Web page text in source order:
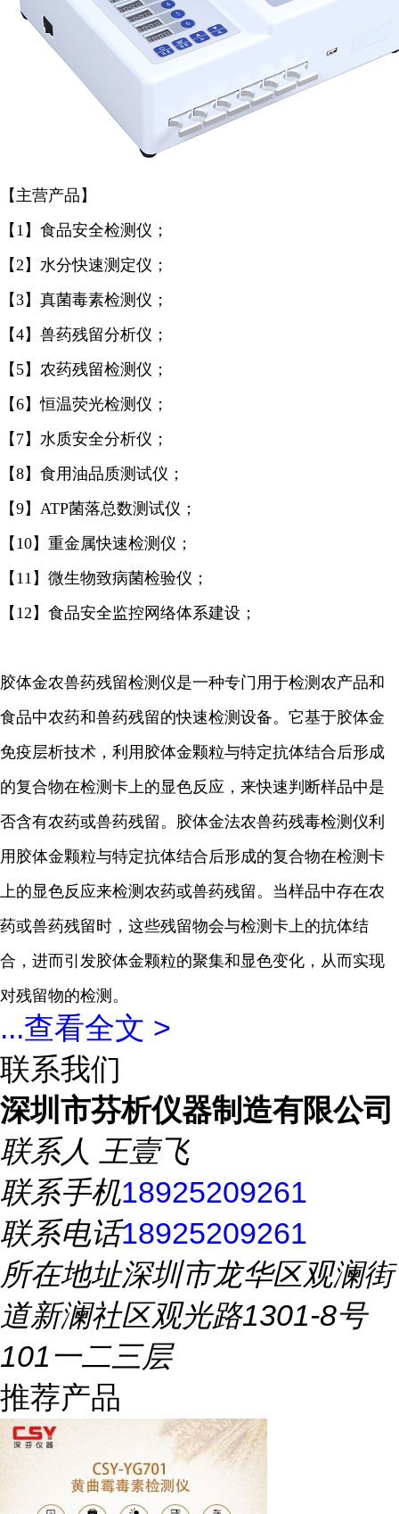
【主营产品】
【1】食品安全检测仪；
【2】水分快速测定仪；
【3】真菌毒素检测仪；
【4】兽药残留分析仪；
【5】农药残留检测仪；
【6】恒温荧光检测仪；
【7】水质安全分析仪；
【8】食用油品质测试仪；
【9】ATP菌落总数测试仪；
【10】重金属快速检测仪；
【11】微生物致病菌检验仪；
【12】食品安全监控网络体系建设；
胶体金农兽药残留检测仪是一种专门用于检测农产品和
食品中农药和兽药残留的快速检测设备。它基于胶体金
免疫层析技术，利用胶体金颗粒与特定抗体结合后形成
的复合物在检测卡上的显色反应，来快速判断样品中是
否含有农药或兽药残留。胶体金法农兽药残毒检测仪利
用胶体金颗粒与特定抗体结合后形成的复合物在检测卡
上的显色反应来检测农药或兽药残留。当样品中存在农
药或兽药残留时，这些残留物会与检测卡上的抗体结
合，进而引发胶体金颗粒的聚集和显色变化，从而实现
对残留物的检测。
...查看全文 >
联系我们
深圳市芬析仪器制造有限公司
联系人 王壹飞
联系手机18925209261
联系电话18925209261
所在地址深圳市龙华区观澜街
道新澜社区观光路1301-8号
101一二三层
推荐产品